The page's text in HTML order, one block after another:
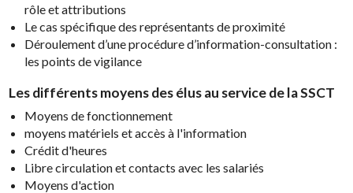
rôle et attributions
Le cas spécifique des représentants de proximité
Déroulement d’une procédure d’information-consultation :
les points de vigilance
Les différents moyens des élus au service de la SSCT
Moyens de fonctionnement
moyens matériels et accès à l'information
Crédit d'heures
Libre circulation et contacts avec les salariés
Moyens d'action